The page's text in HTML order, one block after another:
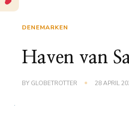
DENEMARKEN
Haven van
BY GLOBETROTTER 28 APRIL